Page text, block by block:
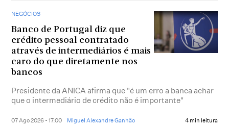
NEGÓCIOS
Banco de Portugal diz que
crédito pessoal contratado
através de intermediários é mais
caro do que diretamente nos
bancos
Presidente da ANICA afirma que "é um erro a banca achar
que o intermediário de crédito não é importante"
07 Ago 2026 - 17:00 Miguel Alexandre Ganhão 4 min leitura